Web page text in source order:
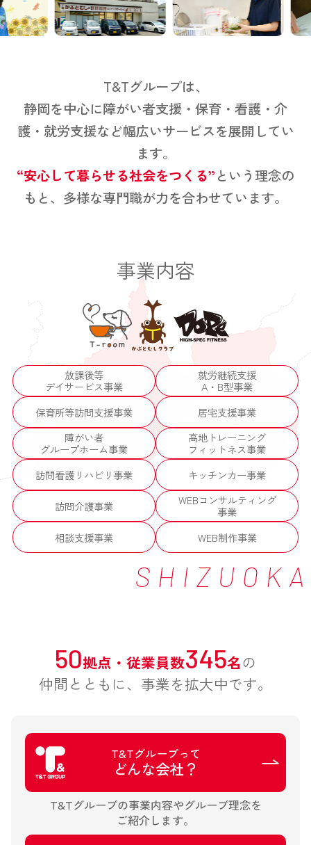
T&Tグループは、
静岡を中心に障がい者支援・保育・看護・介
護・就労支援など幅広いサービスを展開してい
ます。
“安心して暮らせる社会をつくる”という理念の
もと、多様な専門職が力を合わせています。
事業内容
放課後等
デイサービス事業
就労継続支援
A・B型事業
保育所等訪問支援事業
居宅支援事業
障がい者
グループホーム事業
高地トレーニング
フィットネス事業
訪問看護リハビリ事業
キッチンカー事業
訪問介護事業
WEBコンサルティング
事業
相談支援事業
WEB制作事業
SHIZUOKA
50拠点・従業員数345名 の
仲間とともに、事業を拡大中です。
T&Tグループって
どんな会社？
T&Tグループの事業内容やグループ理念を
ご紹介します。